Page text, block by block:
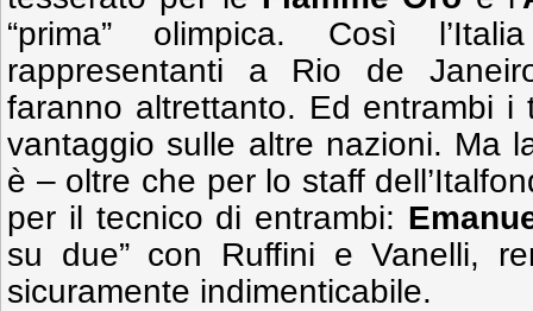
“prima” olimpica. Così
rappresentanti a Rio de
faranno altrettanto. Ed entrambi i
vantaggio sulle altre nazioni. Ma
è – oltre che per lo staff
per il tecnico di entrambi:
su due” con Ruffini e Vanelli,
sicuramente indimenticabile.